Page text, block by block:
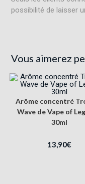
possibilité de laisser
Vous aimerez
Arôme concentré
Wave de Vape of
30ml
13,90€